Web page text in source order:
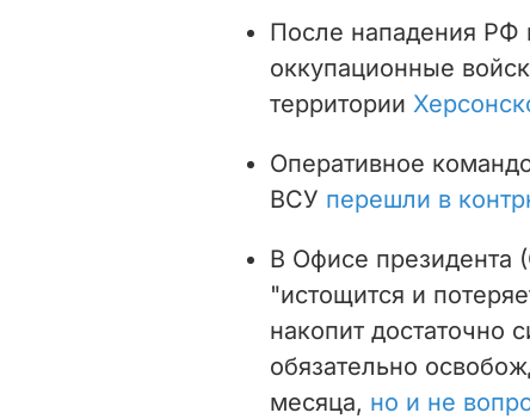
После нападения РФ
оккупационные
территории
Оперативное
ВСУ перешли в
В Офисе президента
"истощится и
накопит достаточно
обязательно
месяца, но и не